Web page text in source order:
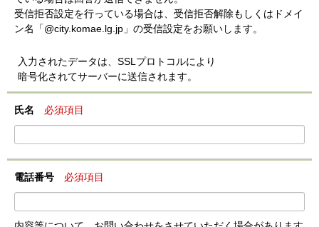
受信拒否設定を行っている場合は、受信拒否解除もしくはドメイ
ン名「@city.komae.lg.jp」の受信設定をお願いします。
入力されたデータは、SSLプロトコルにより
暗号化されてサーバーに送信されます。
氏名 必須項目
電話番号 必須項目